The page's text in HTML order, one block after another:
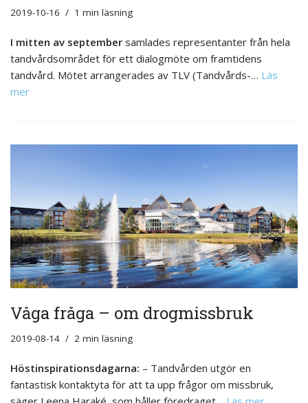
2019-10-16 1 min läsning
I mitten av september samlades representanter från hela
tandvårdsområdet för ett dialogmöte om framtidens
tandvård. Mötet arrangerades av TLV (Tandvårds-… Läs
mer
Våga fråga – om drogmissbruk
2019-08-14 2 min läsning
Höstinspirationsdagarna: – Tandvården utgör en
fantastisk kontaktyta för att ta upp frågor om missbruk,